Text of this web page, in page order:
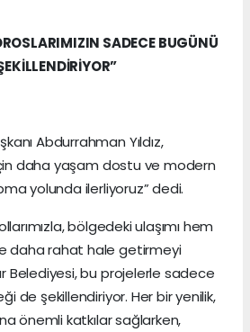
SADECE BUGÜNÜ
Abdurrahman Yıldız,
için daha yaşam dostu ve modern
yolunda ilerliyoruz” dedi.
bölgedeki ulaşımı hem
daha rahat hale getirmeyi
Belediyesi, bu projelerle sadece
de şekillendiriyor. Her bir yenilik,
önemli katkılar sağlarken,